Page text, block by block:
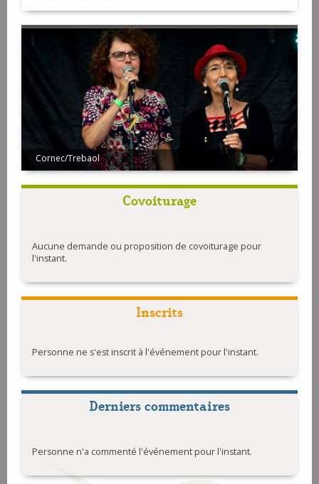
Cornec/Trebaol
Covoiturage
Aucune demande ou proposition de covoiturage pour
l'instant.
Inscrits
Personne ne s'est inscrit à l'événement pour l'instant.
Derniers commentaires
Personne n'a commenté l'événement pour l'instant.